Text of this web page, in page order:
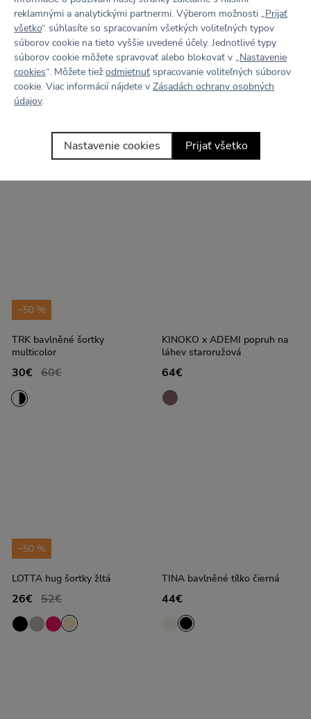
TRK tričko čierná
84€
−50 %
TRK bavlněné šortky
multicolor
30€ 60€
KINOKO x ADEMI popruh na
láhev staroružová
64€
−50 %
LOTTA hug šortky žltá
26€ 52€
TINA bavlněné tílko čierná
44€
reklamnými a analytickými partnermi. Výberom možnosti „Prijať
všetko“ súhlasíte so spracovaním všetkých voliteľných typov
súborov cookie na tieto vyššie uvedené účely. Jednotlivé typy
súborov cookie môžete spravovať alebo blokovať v „Nastavenie
cookies“. Môžete tiež odmietnuť spracovanie voliteľných súborov
cookie. Viac informácií nájdete v Zásadách ochrany osobných
údajov.
Nastavenie cookies Prijať všetko